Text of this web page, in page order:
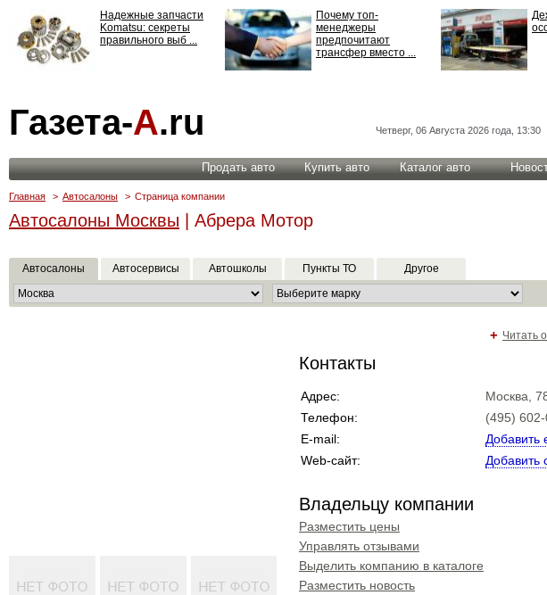
Надежные запчасти
Komatsu: секреты
правильного выб ...
Почему топ-
менеджеры
предпочитают
трансфер вместо ...
ответственности: все,
что нужно знать ...
Газета-А.ru Четверг, 06 Августа 2026 года, 13:30
Продать авто Купить авто Каталог авто
Главная > Автосалоны > Страница компании
Автосалоны Москвы | Абрера Мотор
Автосалоны Автосервисы Автошколы Пункты ТО Другое
+ Читать
Контакты
Адрес:
Москва,
Телефон:
(495)
E-mail:
Добавить
Web-сайт:
Добавить
Владельцу компании
Разместить цены
Управлять отзывами
Выделить компанию в каталоге
Разместить новость